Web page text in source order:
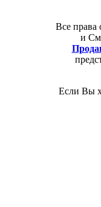
Все права
и
Если Вы